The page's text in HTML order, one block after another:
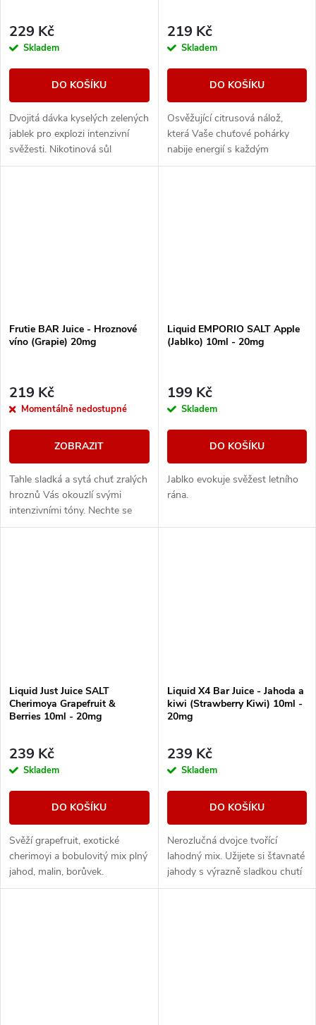
229 Kč
Skladem
DO KOŠÍKU
Dvojitá dávka kyselých zelených
jablek pro explozi intenzivní
svěžesti. Nikotinová sůl
zajišťuje hladké potahování a
219 Kč
Skladem
DO KOŠÍKU
Osvěžující citrusová nálož,
která Vaše chuťové pohárky
nabije energií s každým
potahem. Příjemně šimravá
Frutie BAR Juice - Hroznové
víno (Grapie) 20mg
219 Kč
Momentálně nedostupné
ZOBRAZIT
Tahle sladká a sytá chuť zralých
hroznů Vás okouzlí svými
intenzivními tóny. Nechte se
unést plnou a neskutečně
Liquid EMPORIO SALT Apple
(Jablko) 10ml - 20mg
199 Kč
Skladem
DO KOŠÍKU
Jablko evokuje svěžest letního
rána.
Liquid Just Juice SALT
Cherimoya Grapefruit &
Berries 10ml - 20mg
239 Kč
Skladem
DO KOŠÍKU
Svěží grapefruit, exotické
cherimoyi a bobulovitý mix plný
jahod, malin, borůvek.
Liquid X4 Bar Juice - Jahoda a
kiwi (Strawberry Kiwi) 10ml -
20mg
239 Kč
Skladem
DO KOŠÍKU
Nerozlučná dvojce tvořící
lahodný mix. Užijete si šťavnaté
jahody s výrazně sladkou chutí
a vyzrálé kiwi s tropickými